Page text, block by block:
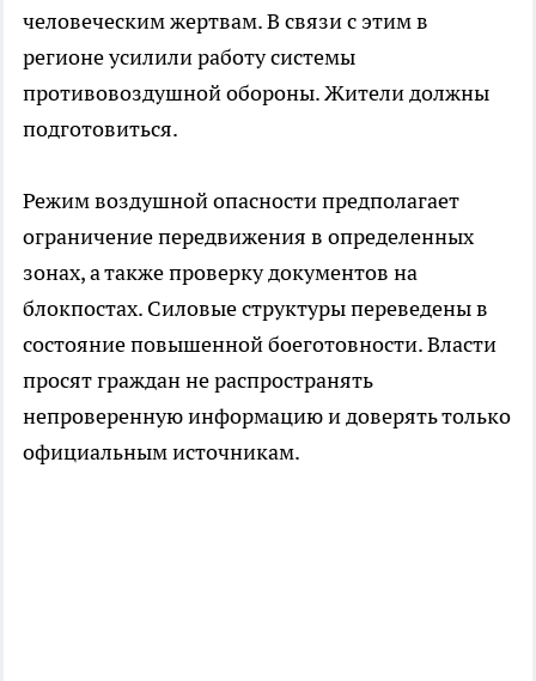
человеческим жертвам. В связи с этим в
регионе усилили работу системы
противовоздушной обороны. Жители должны
подготовиться.
Режим воздушной опасности предполагает
ограничение передвижения в определенных
зонах, а также проверку документов на
блокпостах. Силовые структуры переведены в
состояние повышенной боеготовности. Власти
просят граждан не распространять
непроверенную информацию и доверять только
официальным источникам.